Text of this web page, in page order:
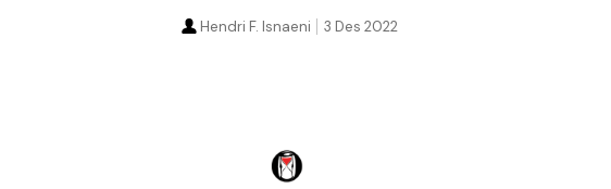
3 Des 2022
Hendri F. Isnaeni